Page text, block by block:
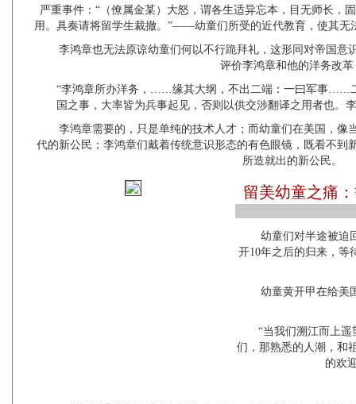
严重事件：“（僚属金某）大怒，谓各生适异忘本，目无师长，
用。具奏请将留学生裁撤。”——幼童们所受的近代教育，使其无
李鸿章也无法原谅幼童们何以不行跪拜礼，这形同对帝国意
评价李鸿章和他的洋务改革
“李鸿章所办洋务，……缘其大纲，不出二端：一曰军事……
国之事，大率皆为兵事起见，否则以供交涉翻译之用者也。
李鸿章需要的，只是单纯的技术人才；而幼童们在美国，像
代的新公民；李鸿章们戴着传统意识形态的有色眼镜，既看不到
所造就出的新公民。
留美幼童之痛
幼童们对半途被迫
开10年之后的归来，等
幼童黄开甲在给美
“当我们溯江而上
们，那熟悉的人潮，
的欢